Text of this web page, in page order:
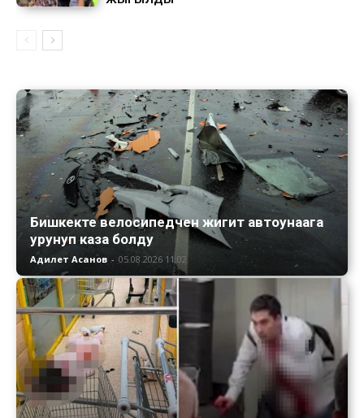
Бишкекте велосипедчен жигит автоунаага
урунуп каза болду
Адилет Асанов - 05.08.2026 11:02